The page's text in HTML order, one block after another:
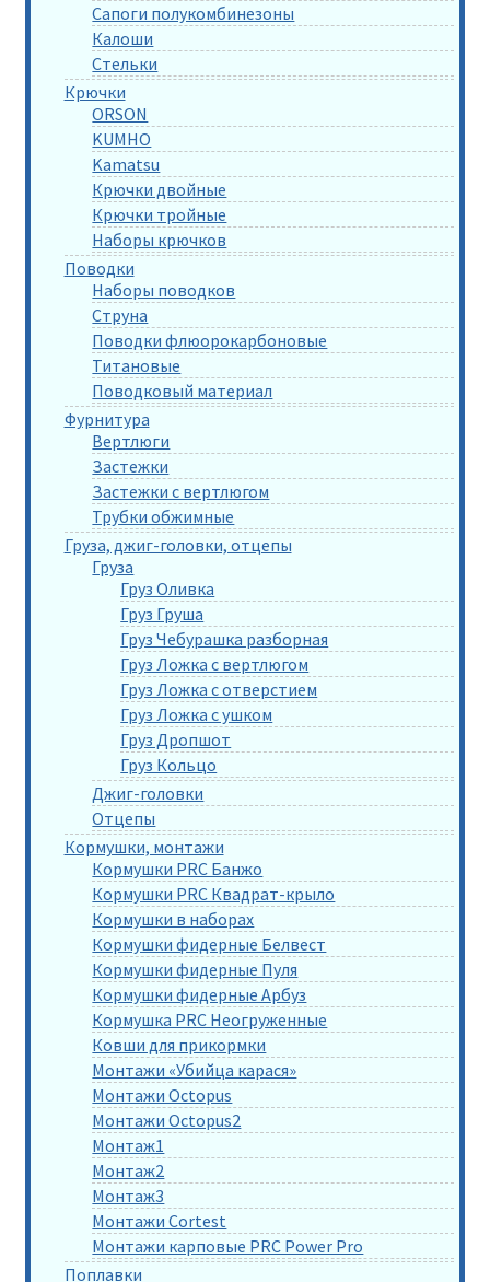
Сапоги полукомбинезоны
Калоши
Стельки
Крючки
ORSON
KUMHO
Kamatsu
Крючки двойные
Крючки тройные
Наборы крючков
Поводки
Наборы поводков
Струна
Поводки флюорокарбоновые
Титановые
Поводковый материал
Фурнитура
Вертлюги
Застежки
Застежки с вертлюгом
Трубки обжимные
Груза, джиг-головки, отцепы
Груза
Груз Оливка
Груз Груша
Груз Чебурашка разборная
Груз Ложка с вертлюгом
Груз Ложка с отверстием
Груз Ложка с ушком
Груз Дропшот
Груз Кольцо
Джиг-головки
Отцепы
Кормушки, монтажи
Кормушки PRC Банжо
Кормушки PRC Квадрат-крыло
Кормушки в наборах
Кормушки фидерные Белвест
Кормушки фидерные Пуля
Кормушки фидерные Арбуз
Кормушка PRC Неогруженные
Ковши для прикормки
Монтажи «Убийца карася»
Монтажи Octopus
Монтажи Octopus2
Монтаж1
Монтаж2
Монтаж3
Монтажи Cortest
Монтажи карповые PRC Power Pro
Поплавки